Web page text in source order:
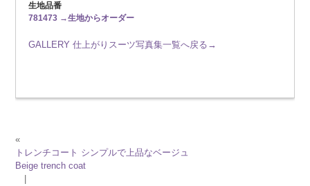
生地品番
781473 →生地からオーダー
GALLERY 仕上がりスーツ写真集一覧へ戻る→
«
トレンチコート シンプルで上品なベージュ
Beige trench coat